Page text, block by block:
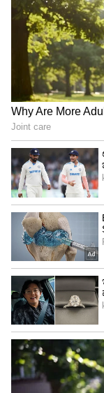
ಮೀರಿ
ಆಟಗಾರರನ್ನು
ಓಕ್ಲ್ಯಾಂಡ್
ಪ್ಲಂಕೆಟ್
ಅಮೆರಿಕದ ಮೇಜರ್
ಯೂನಿಕಾರ್ನ್ಸ್'
2019ರ
ಪ್ಲೇಯರ್‌
ಇಂಗ್ಲೆಂಡ್
ಸದಾ ಅಮರ.
ನಡೆದ 2019ರ
ಪ್ಲಂಕೆಟ್
ಸ್ಟೋಕ್ಸ್
ಮಿಂಚಿದ್ದ
ಪ್ರಮುಖ ವಿಕೆಟ್
ಕೇನ್ ವಿಲಿಯಮ್ಸನ್